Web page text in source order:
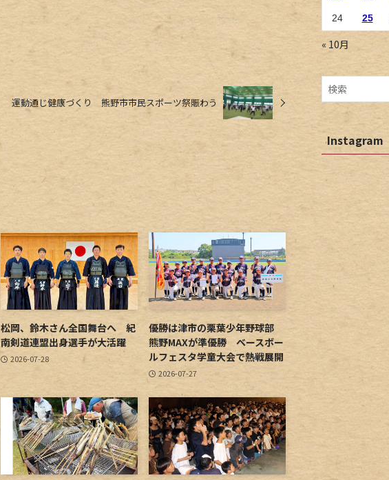
運動通じ健康づくり 熊野市市民スポーツ祭賑わう
松岡、鈴木さん全国舞台へ 紀
南剣道連盟出身選手が大活躍
2026-07-28
優勝は津市の栗葉少年野球部
熊野MAXが準優勝 ベースボー
ルフェスタ学童大会で熱戦展開
2026-07-27
24 25
« 10月
Instagram